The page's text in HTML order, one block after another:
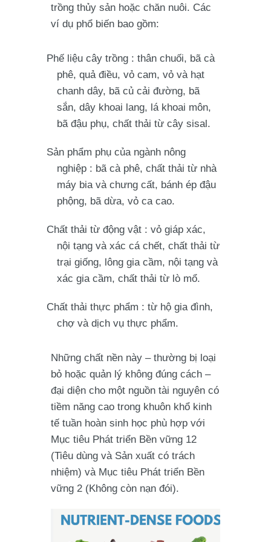
trồng thủy sản hoặc chăn nuôi. Các
ví dụ phổ biến bao gồm:
Phế liệu cây trồng : thân chuối, bã cà
phê, quả điều, vỏ cam, vỏ và hạt
chanh dây, bã củ cải đường, bã
sắn, dây khoai lang, lá khoai môn,
bã đậu phụ, chất thải từ cây sisal.
Sản phẩm phụ của ngành nông
nghiệp : bã cà phê, chất thải từ nhà
máy bia và chưng cất, bánh ép đậu
phộng, bã dừa, vỏ ca cao.
Chất thải từ động vật : vỏ giáp xác,
nội tạng và xác cá chết, chất thải từ
trại giống, lông gia cầm, nội tạng và
xác gia cầm, chất thải từ lò mổ.
Chất thải thực phẩm : từ hộ gia đình,
chợ và dịch vụ thực phẩm.
Những chất nền này – thường bị loại
bỏ hoặc quản lý không đúng cách –
đại diện cho một nguồn tài nguyên có
tiềm năng cao trong khuôn khổ kinh
tế tuần hoàn sinh học phù hợp với
Mục tiêu Phát triển Bền vững 12
(Tiêu dùng và Sản xuất có trách
nhiệm) và Mục tiêu Phát triển Bền
vững 2 (Không còn nạn đói).